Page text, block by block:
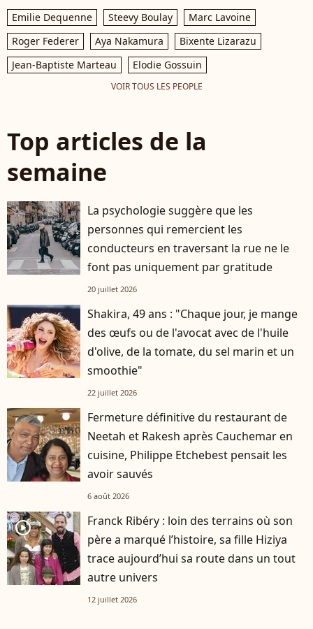
Emilie Dequenne Steevy Boulay
Marc Lavoine
Roger Federer
Aya Nakamura
Bixente Lizarazu
Jean-Baptiste Marteau
Elodie Gossuin
VOIR TOUS LES PEOPLE
Top articles de la
semaine
La psychologie suggère que les
personnes qui remercient les
conducteurs en traversant la rue ne le
font pas uniquement par gratitude
20 juillet 2026
Shakira, 49 ans : "Chaque jour, je mange
des œufs ou de l'avocat avec de l'huile
d'olive, de la tomate, du sel marin et un
smoothie"
22 juillet 2026
Fermeture définitive du restaurant de
Neetah et Rakesh après Cauchemar en
cuisine, Philippe Etchebest pensait les
avoir sauvés
6 août 2026
player2
Franck Ribéry : loin des terrains où son
père a marqué l’histoire, sa fille Hiziya
trace aujourd’hui sa route dans un tout
autre univers
12 juillet 2026